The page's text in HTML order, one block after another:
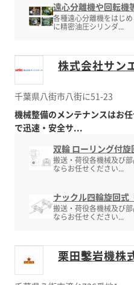
遠心分離機や回転機
各種遠心分離機をはじ
に精密油圧シリンダ...
株式会社サン
千葉県八街市八街に51-23
機械整備のメンテナンスはお
で迅速・安全サ...
双輪 ローリング付旋
搬送・荷役各機械及び
ならお任せください...
ナックル四輪旋回式
搬送・荷役各機械及び
ならお任せください...
栗田鑿岩機株